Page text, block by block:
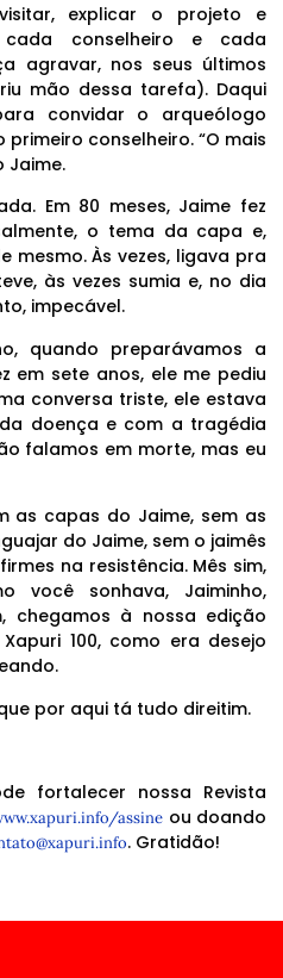
explicar o projeto e
cada conselheiro e cada
agravar, nos seus últimos
mão dessa tarefa). Daqui
convidar o arqueólogo
conselheiro. “O mais
Jaime.
Em 80 meses, Jaime fez
o tema da capa e,
mesmo. Às vezes, ligava pra
às vezes sumia e, no dia
impecável.
quando preparávamos a
em sete anos, ele me pediu
conversa triste, ele estava
doença e com a tragédia
falamos em morte, mas eu
as capas do Jaime, sem as
do Jaime, sem o jaimês
na resistência. Mês sim,
você sonhava, Jaiminho,
chegamos à nossa edição
100, como era desejo
por aqui tá tudo direitim.
fortalecer nossa Revista
assine ou doando
. Gratidão!